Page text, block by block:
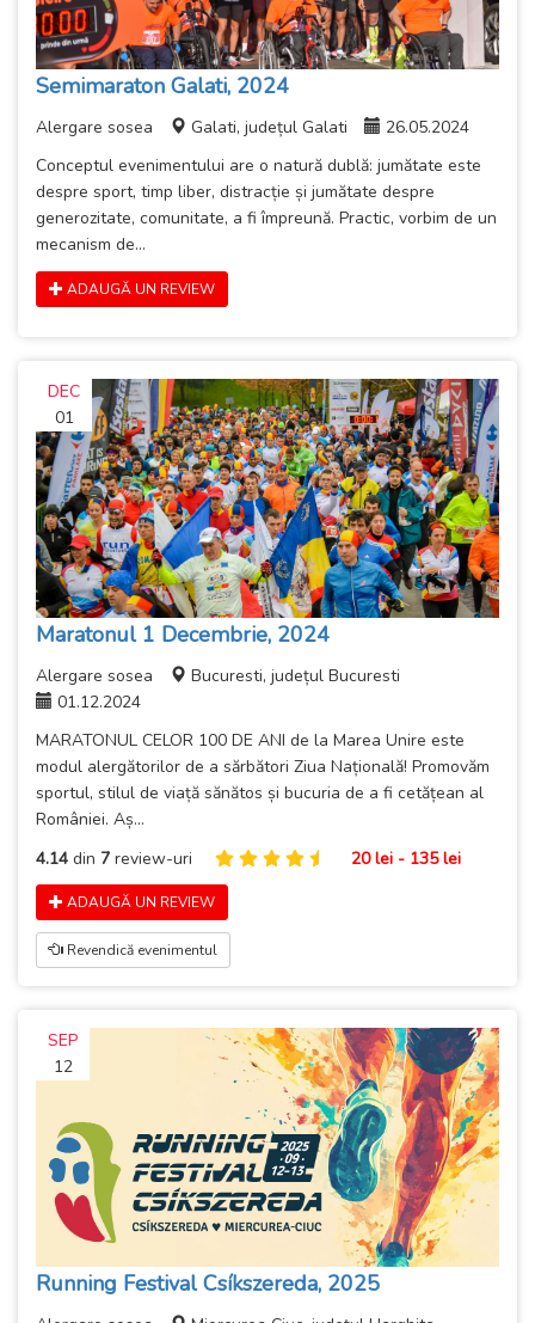
Semimaraton Galati, 2024
Alergare sosea Galati, județul Galati
26.05.2024
Conceptul evenimentului are o natură dublă: jumătate este
despre sport, timp liber, distracție și jumătate despre
generozitate, comunitate, a fi împreună. Practic, vorbim de un
mecanism de...
ADAUGĂ UN REVIEW
DEC
01
Maratonul 1 Decembrie, 2024
Alergare sosea
Bucuresti, județul Bucuresti
01.12.2024
MARATONUL CELOR 100 DE ANI de la Marea Unire este
modul alergătorilor de a sărbători Ziua Națională! Promovăm
sportul, stilul de viață sănătos și bucuria de a fi cetățean al
României. Aș...
4.14 din 7 review-uri 20 lei - 135 lei
ADAUGĂ UN REVIEW
Revendică evenimentul
SEP
12
Running Festival Csíkszereda, 2025